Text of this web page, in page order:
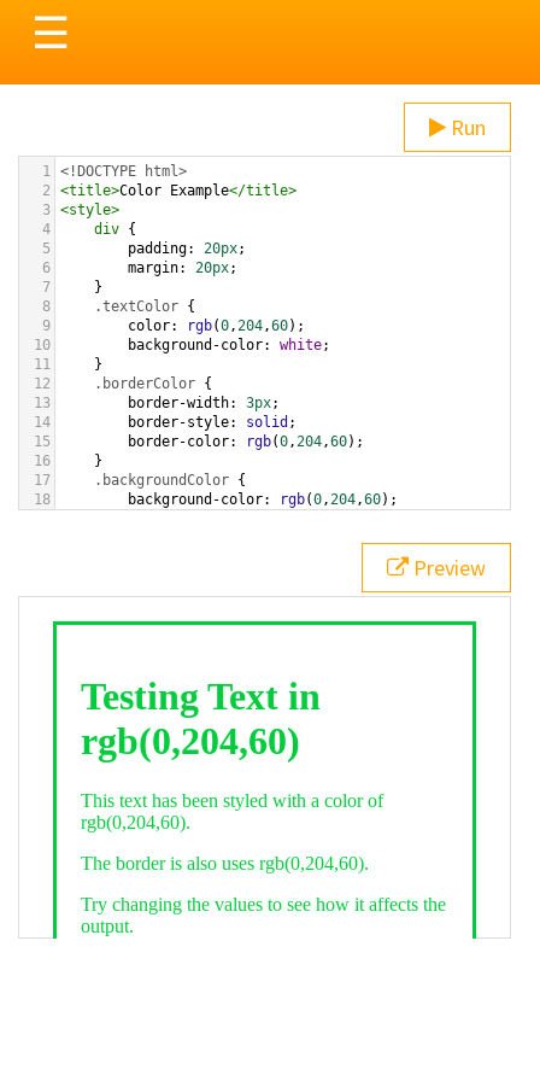
Toggle
navigation
☰
Run
1 <!DOCTYPE html>
2
<title>Color Example</title>
3 <style>
4
div {
5
padding: 20px;
6
margin: 20px;
7
}
8
.textColor {
9
color: rgb(0,204,60);
10
background-color: white;
11
}
12
.borderColor {
13
border-width: 3px;
14
border-style: solid ;
15
border-color: rgb(0,204,60);
16
}
17
.backgroundColor {
18
background-color: rgb(0,204,60);
bottom ,
white, rgb(0,204,60));
div class="textColor borderColor"
< h1>Testing Text in rgb(0,204,60)
Preview